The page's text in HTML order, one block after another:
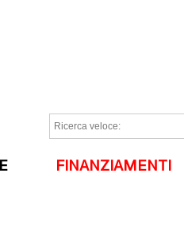
FINANZIAMENTI